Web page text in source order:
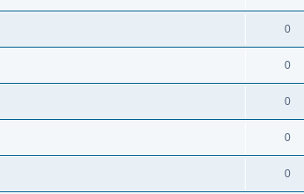
0
0
0
0
0